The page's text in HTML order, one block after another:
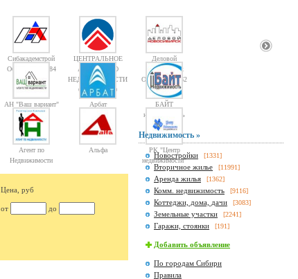
Сибакадемстрой
Объектов: 10084
ЦЕНТРАЛЬНОЕ
АГЕНТСТВО
НЕДВИЖИМОСТИ
Объектов: 10
Деловой
Новосибирск
Объектов: 1362
АН "Ваш вариант" Арбат
БАЙТ
недвижимость
Агент по
Недвижимости
Альфа
РК "Центр
недвижимости"
Цена, руб
от до
Недвижимость »
Новостройки [1331]
Вторичное жилье [11991]
Аренда жилья [1362]
Комм. недвижимость [9116]
Коттеджи, дома, дачи [3083]
Земельные участки [2241]
Гаражи, стоянки [191]
Добавить объявление
По городам Сибири
Правила